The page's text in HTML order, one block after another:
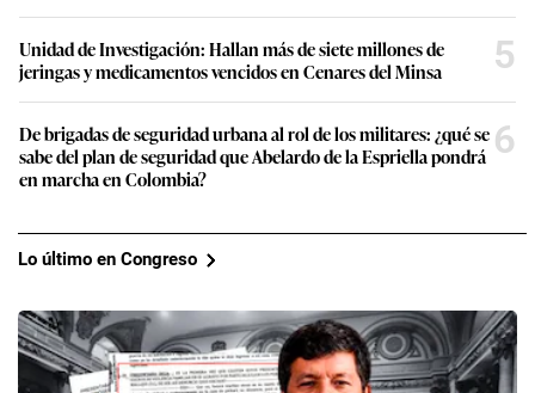
Unidad de Investigación: Hallan más de siete millones de
jeringas y medicamentos vencidos en Cenares del Minsa
5
De brigadas de seguridad urbana al rol de los militares: ¿qué se
sabe del plan de seguridad que Abelardo de la Espriella pondrá
en marcha en Colombia?
6
Lo último en Congreso